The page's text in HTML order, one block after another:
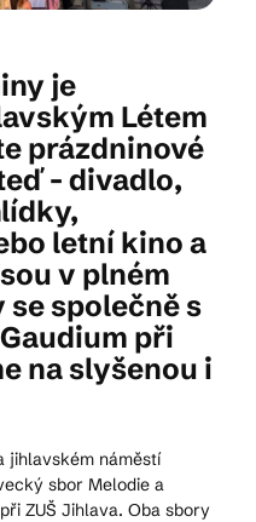
DE
Jihlavy
je
Létem
prázdninové
- divadlo,
letní kino a
v plném
se společně s
při
na slyšenou i
jihlavském náměstí
sbor Melodie a
ZUŠ Jihlava. Oba sbory